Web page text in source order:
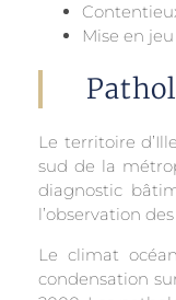
Mise en
Le territoire
sud de la
diagnostic
l’observation
Le climat
condensation